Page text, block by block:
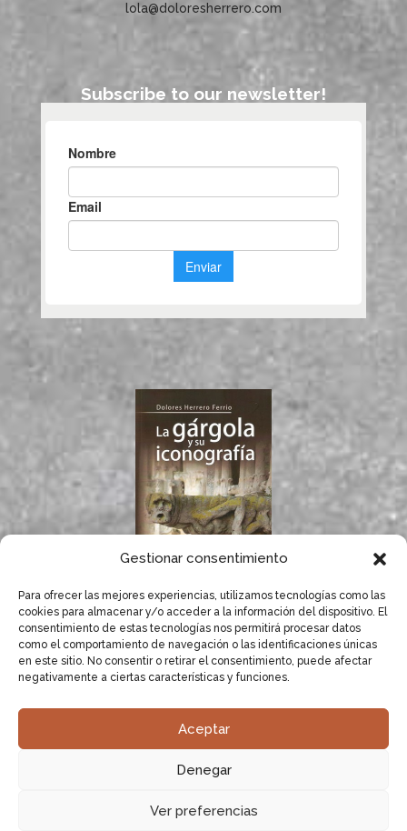
Gestionar consentimiento
Para ofrecer las mejores experiencias, utilizamos tecnologías como las
cookies para almacenar y/o acceder a la información del dispositivo. El
consentimiento de estas tecnologías nos permitirá procesar datos
como el comportamiento de navegación o las identificaciones únicas
en este sitio. No consentir o retirar el consentimiento, puede afectar
negativamente a ciertas características y funciones.
Aceptar
Denegar
Ver preferencias
lola@doloresherrero.com
Subscribe to our newsletter!
If you like gargoyles,
you will surely enjoy
Dolores Herrero’s
book.
Dolores Herrero, specialist in gargoyles.Research,
compilation and documentation of gargoyles.
Intellectual and Industrial Property Rights